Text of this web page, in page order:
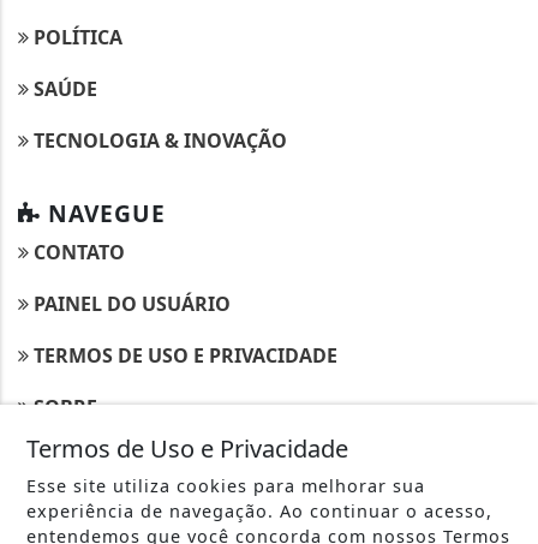
POLÍTICA
SAÚDE
TECNOLOGIA & INOVAÇÃO
NAVEGUE
CONTATO
PAINEL DO USUÁRIO
TERMOS DE USO E PRIVACIDADE
SOBRE
Termos de Uso e Privacidade
Esse site utiliza cookies para melhorar sua
experiência de navegação. Ao continuar o acesso,
entendemos que você concorda com nossos Termos